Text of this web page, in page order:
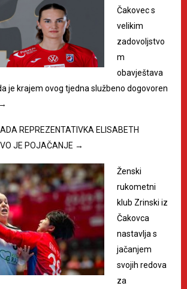
Čakovec s
velikim
zadovoljstvo
m
obavještava
je krajem ovog tjedna službeno dogovoren
→
REPREZENTATIVKA ELISABETH
JE POJAČANJE →
Ženski
rukometni
klub Zrinski iz
Čakovca
nastavlja s
jačanjem
svojih redova
za